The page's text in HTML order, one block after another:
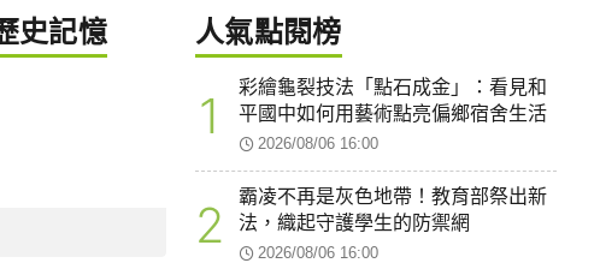
史記憶 人氣點閱榜
1
彩繪龜裂技法「點石成金」：看見和
平國中如何用藝術點亮偏鄉宿舍生活
2026/08/06 16:00
2
霸凌不再是灰色地帶！教育部祭出新
法，織起守護學生的防禦網
2026/08/06 16:00